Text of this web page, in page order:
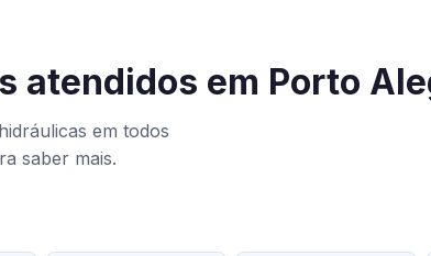
atendidos em Porto
em todos
saber mais.